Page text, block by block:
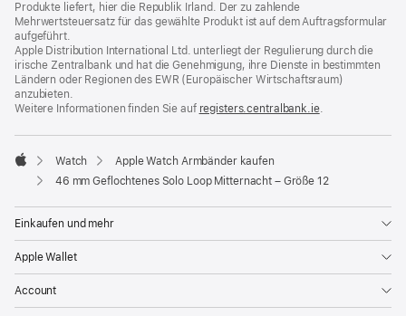
Produkte liefert, hier die Republik Irland. Der zu zahlende
Mehrwertsteuersatz für das gewählte Produkt ist auf dem Auftragsformular
aufgeführt.
Apple Distribution International Ltd. unterliegt der Regulierung durch die
irische Zentralbank und hat die Genehmigung, ihre Dienste in bestimmten
Ländern oder Regionen des EWR (Europäischer Wirtschaftsraum)
anzubieten.
Weitere Informationen finden Sie auf registers.centralbank.ie(Öffnet
neues
.
Apple
Watch
Apple Watch Armbänder kaufen
46 mm Geflochtenes Solo Loop Mitternacht – Größe 12
Einkaufen und mehr
Apple Wallet
Account